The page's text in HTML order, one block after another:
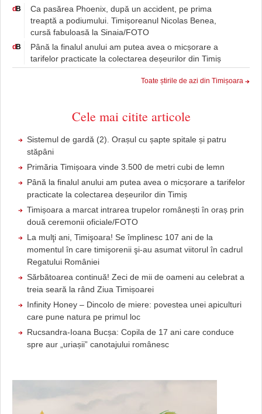
d B
Ca pasărea Phoenix, după un accident, pe prima
treaptă a podiumului. Timișoreanul Nicolas Benea,
cursă fabuloasă la Sinaia/FOTO
d B
Până la finalul anului am putea avea o micșorare a
tarifelor practicate la colectarea deșeurilor din Timiș
Toate știrile de azi din Timișoara
Cele mai citite articole
Sistemul de gardă (2). Orașul cu șapte spitale și patru
stăpâni
Primăria Timișoara vinde 3.500 de metri cubi de lemn
Până la finalul anului am putea avea o micșorare a tarifelor
practicate la colectarea deșeurilor din Timiș
Timișoara a marcat intrarea trupelor românești în oraș prin
două ceremonii oficiale/FOTO
La mulţi ani, Timişoara! Se împlinesc 107 ani de la
momentul în care timişorenii şi-au asumat viitorul în cadrul
Regatului României
Sărbătoarea continuă! Zeci de mii de oameni au celebrat a
treia seară la rând Ziua Timișoarei
Infinity Honey – Dincolo de miere: povestea unei apiculturi
care pune natura pe primul loc
Rucsandra-Ioana Bucșa: Copila de 17 ani care conduce
spre aur „uriașii” canotajului românesc